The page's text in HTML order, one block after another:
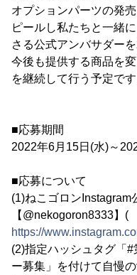
オプションパーツの発
ピールし私たちと一緒
さる公式アンバサダー
今後も提供する商品を
を継続して行う予定です
■応募期間
2022年6月15日(水)～
■応募について
(1)ねこゴロンInstagram
【@nekogoron8333】(
https://
(2)指定ハッシュタグ「
ー募集」を付けて自慢